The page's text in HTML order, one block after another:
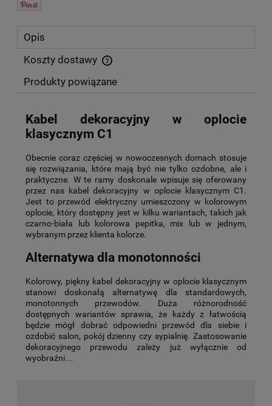
Opis
Koszty dostawy
Cena nie zawiera ewentualnych kosztów płatności
Produkty powiązane
Kabel dekoracyjny w oplocie
klasycznym C1
Obecnie coraz częściej w nowoczesnych domach stosuje
się rozwiązania, które mają być nie tylko ozdobne, ale i
praktyczne. W te ramy doskonale wpisuje się oferowany
przez nas kabel dekoracyjny w oplocie klasycznym C1.
Jest to przewód elektryczny umieszczony w kolorowym
oplocie, który dostępny jest w kilku wariantach, takich jak
czarno-biała lub kolorowa pepitka, mix lub w jednym,
wybranym przez klienta kolorze.
Alternatywa dla monotonności
Kolorowy, piękny kabel dekoracyjny w oplocie klasycznym
stanowi doskonałą alternatywę dla standardowych,
monotonnych przewodów. Duża różnorodność
dostępnych wariantów sprawia, że każdy z łatwością
będzie mógł dobrać odpowiedni przewód dla siebie i
ozdobić salon, pokój dzienny czy sypialnię. Zastosowanie
dekoracyjnego przewodu zależy już wyłącznie od
wyobraźni…